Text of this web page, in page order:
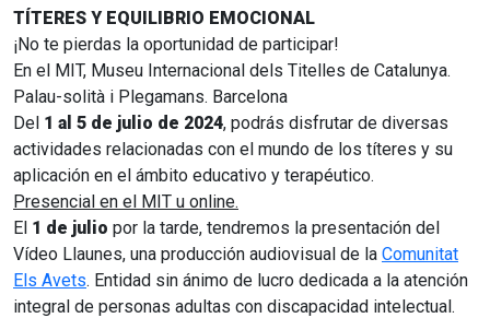
TÍTERES Y EQUILIBRIO EMOCIONAL
¡No te pierdas la oportunidad de participar!
En el MIT, Museu Internacional dels Titelles de Catalunya.
Palau-solità i Plegamans. Barcelona
Del 1 al 5 de julio de 2024, podrás disfrutar de diversas
actividades relacionadas con el mundo de los títeres y su
aplicación en el ámbito educativo y terapéutico.
Presencial en el MIT u online.
El 1 de julio por la tarde, tendremos la presentación del
Vídeo Llaunes, una producción audiovisual de la Comunitat
Els Avets. Entidad sin ánimo de lucro dedicada a la atención
integral de personas adultas con discapacidad intelectual.